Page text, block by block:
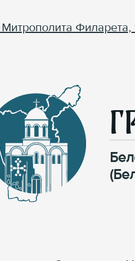
Филарета,